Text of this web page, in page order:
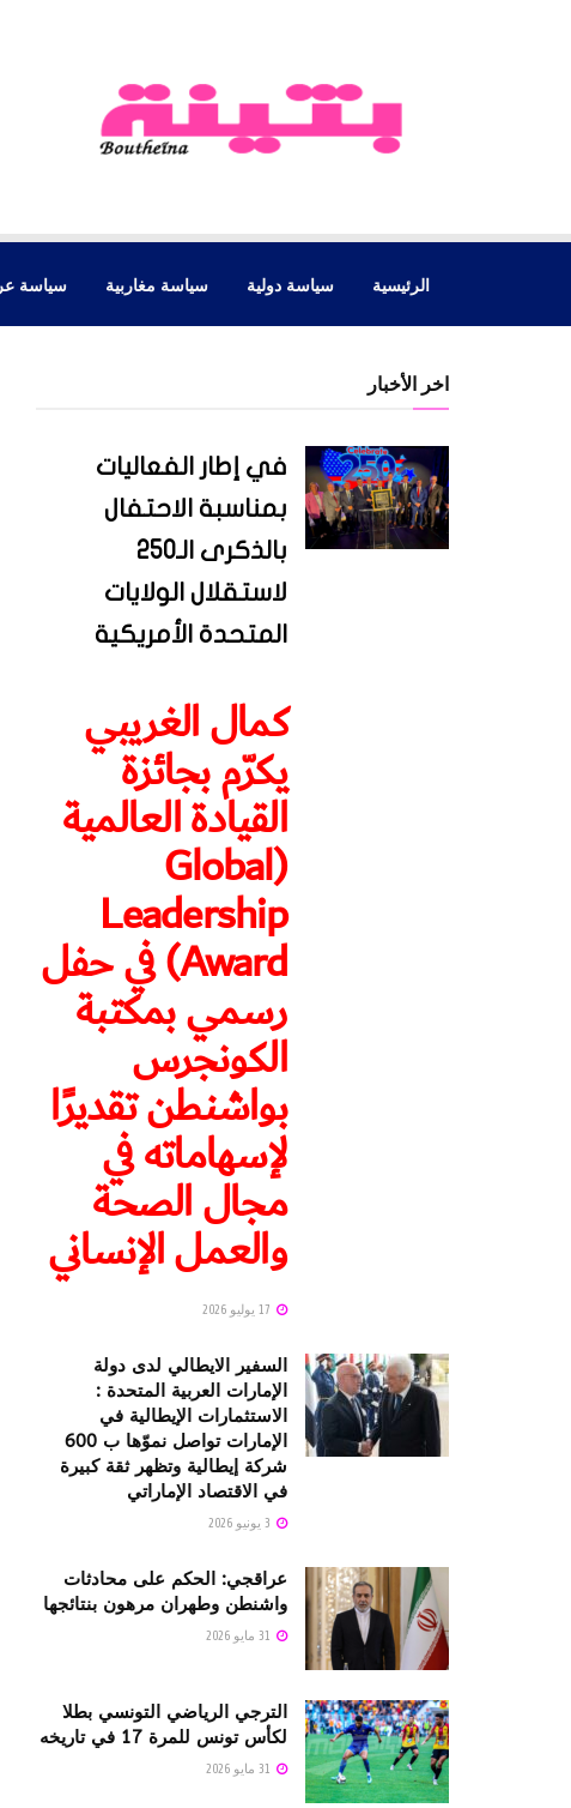
الرئيسية سياسة دولية سياسة مغاربية سياسة
اخر الأخبار
في إطار الفعاليات
بمناسبة الاحتفال
بالذكرى الـ250
لاستقلال الولايات
المتحدة الأمريكية
كمال الغريبي
يكرّم بجائزة
القيادة العالمية
(Global
Leadership
Award) في حفل
رسمي بمكتبة
الكونجرس
بواشنطن تقديرًا
لإسهاماته في
مجال الصحة
والعمل الإنساني
السفير الايطالي لدى دولة
الإمارات العربية المتحدة :
الاستثمارات الإيطالية في
الإمارات تواصل نموّها ب 600
شركة إيطالية وتظهر ثقة كبيرة
في الاقتصاد الإماراتي
عراقجي: الحكم على محادثات
واشنطن وطهران مرهون بنتائجها
الترجي الرياضي التونسي بطلا
لكأس تونس للمرة 17 في تاريخه